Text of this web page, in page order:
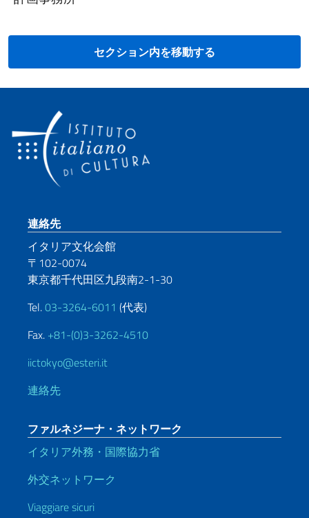
セクション内を移動する
Footer section
連絡先
イタリア文化会館
〒102-0074
東京都千代田区九段南2-1-30
Tel.03-3264-6011 (代表)
Fax. +81-(0)3-3262-4510
iictokyo@esteri.it
連絡先
ファルネジーナ・ネットワーク
イタリア外務・国際協力省
外交ネットワーク
Viaggiare sicuri